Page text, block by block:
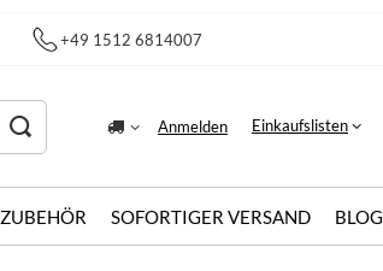
+49 1512 6814007
Anmelden Einkaufslisten
ZUBEHÖR SOFORTIGER VERSAND BLOG